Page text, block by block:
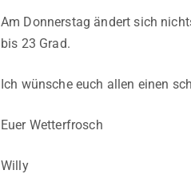
Am Donnerstag ändert sich
bis 23 Grad.
Ich wünsche euch allen einen
Euer Wetterfrosch
Willy